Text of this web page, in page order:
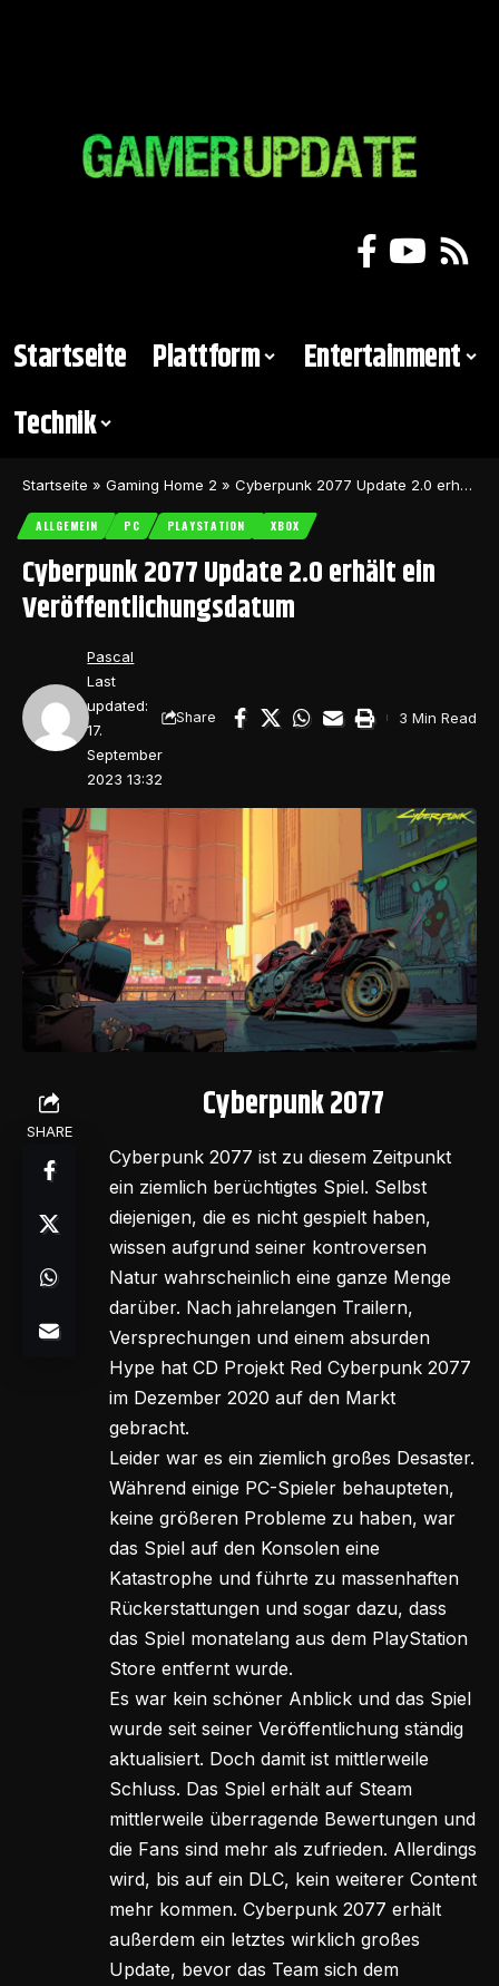
Startseite Plattform
Entertainment
Technik
Startseite » Gaming Home 2 » Cyberpunk 2077 Update 2.0 erhält ein Veröffentlichungsdatum
ALLGEMEIN PC PLAYSTATION XBOX
Cyberpunk 2077 Update 2.0 erhält ein
Veröffentlichungsdatum
Last
updated:
17.
September
2023 13:32
Pascal
Share 3 Min Read
SHARE
Cyberpunk 2077
Cyberpunk 2077 ist zu diesem Zeitpunkt
ein ziemlich berüchtigtes Spiel. Selbst
diejenigen, die es nicht gespielt haben,
wissen aufgrund seiner kontroversen
Natur wahrscheinlich eine ganze Menge
darüber. Nach jahrelangen Trailern,
Versprechungen und einem absurden
Hype hat CD Projekt Red Cyberpunk 2077
im Dezember 2020 auf den Markt
gebracht.
Leider war es ein ziemlich großes Desaster.
Während einige PC-Spieler behaupteten,
keine größeren Probleme zu haben, war
das Spiel auf den Konsolen eine
Katastrophe und führte zu massenhaften
Rückerstattungen und sogar dazu, dass
das Spiel monatelang aus dem PlayStation
Store entfernt wurde.
Es war kein schöner Anblick und das Spiel
wurde seit seiner Veröffentlichung ständig
aktualisiert. Doch damit ist mittlerweile
Schluss. Das Spiel erhält auf Steam
mittlerweile überragende Bewertungen und
die Fans sind mehr als zufrieden. Allerdings
wird, bis auf ein DLC, kein weiterer Content
mehr kommen. Cyberpunk 2077 erhält
außerdem ein letztes wirklich großes
Update, bevor das Team sich dem